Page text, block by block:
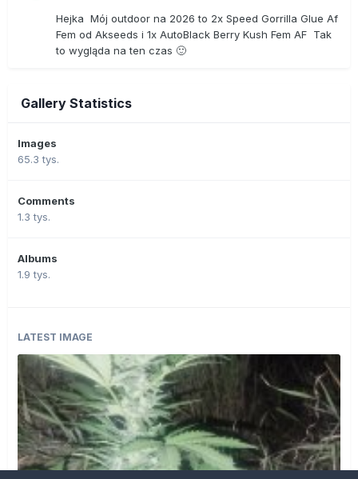
Hejka Mój outdoor na 2026 to 2x Speed Gorrilla Glue Af
Fem od Akseeds i 1x AutoBlack Berry Kush Fem AF Tak
to wygląda na ten czas 🙂
Gallery Statistics
Images
65.3 tys.
Comments
1.3 tys.
Albums
1.9 tys.
LATEST IMAGE